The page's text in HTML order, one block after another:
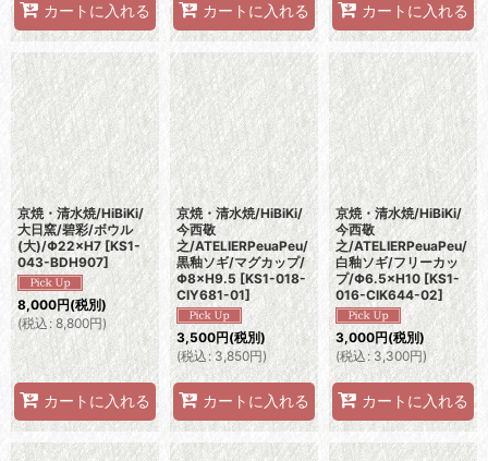
カートに入れる カートに入れる カートに入れる
京焼・清水焼/HiBiKi/
大日窯/碧彩/ボウル
(大)/Φ22×H7 [KS1-
043-BDH907]
8,000円(税別)
(税込: 8,800円)
カートに入れる
京焼・清水焼/HiBiKi/
今西敬
之/ATELIERPeuaPeu/
黒釉ソギ/マグカップ/
Φ8×H9.5 [KS1-018-
CIY681-01]
3,500円(税別)
(税込: 3,850円)
カートに入れる
京焼・清水焼/HiBiKi/
今西敬
之/ATELIERPeuaPeu/
白釉ソギ/フリーカッ
プ/Φ6.5×H10 [KS1-
016-CIK644-02]
3,000円(税別)
(税込 : 3,300円)
カートに入れる